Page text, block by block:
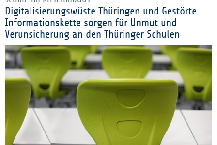
Digitalisierungswüste Thüringen und Gestörte
Informationskette sorgen für Unmut und
Verunsicherung an den Thüringer Schulen